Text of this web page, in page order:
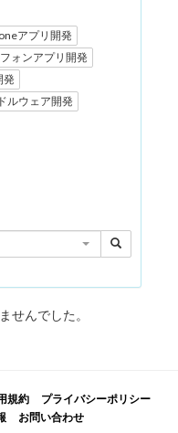
アプリ開発
ォンアプリ開発
発
ルウェア開発
せんでした。
規約
プライバシーポリシー
お問い合わせ